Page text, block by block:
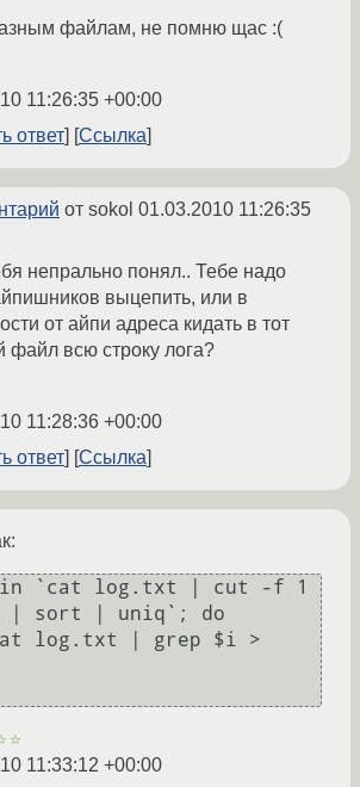
файлам, не помню щас :(
11:26:35 +00:00
ответ
Ссылка
от sokol 01.03.2010 11:26:35
непрально понял.. Тебе надо
выцепить, или в
от айпи адреса кидать в тот
файл всю строку лога?
11:28:36 +00:00
ответ
Ссылка
`cat log.txt | cut -f 1
sort | uniq`; do
11:33:12 +00:00